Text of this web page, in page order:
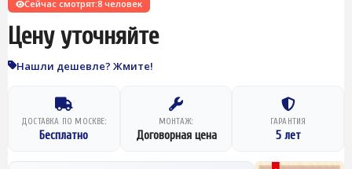
Сейчас смотрят:8 человек
Цену уточняйте
Нашли дешевле? Жмите!
ДОСТАВКА ПО МОСКВЕ:
Бесплатно
МОНТАЖ:
Договорная цена
ГАРАНТИЯ
5 лет